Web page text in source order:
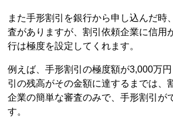
また手形割引を銀行から申し込んだ時
査がありますが、割引依頼企業に信用
行は極度を設定してくれます。
例えば、手形割引の極度額が3,000万
引の残高がその金額に達するまでは、
企業の簡単な審査のみで、手形割引が
す。